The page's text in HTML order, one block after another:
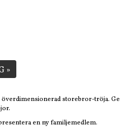
»
överdimensionerad storebror-tröja. Ge
en ny familjemedlem.